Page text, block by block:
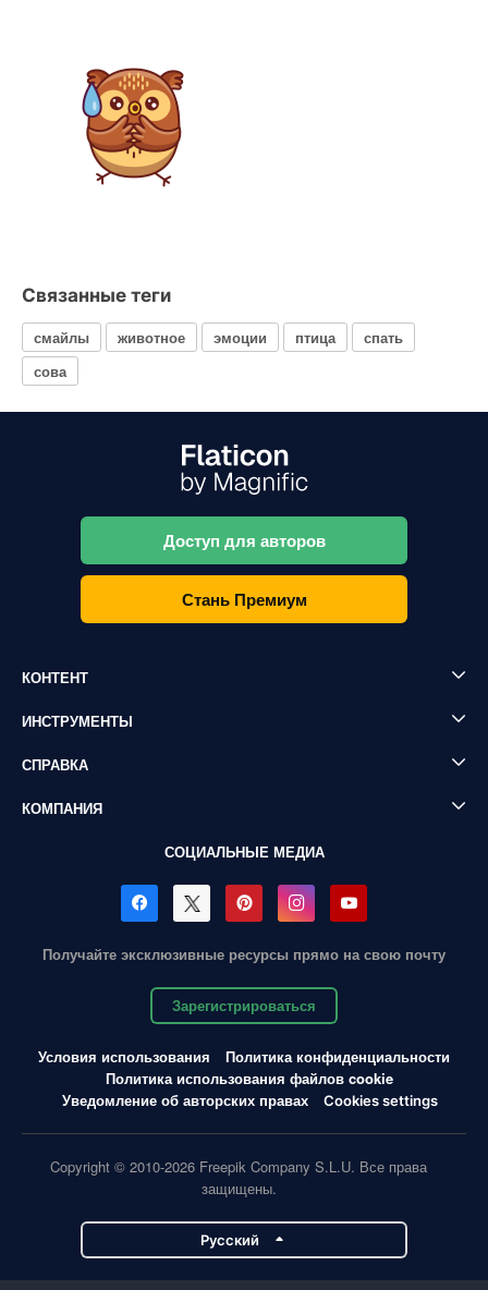
Связанные теги
смайлы животное эмоции птица
спать
сова
Доступ для авторов
Стань Премиум
КОНТЕНТ
ИНСТРУМЕНТЫ
СПРАВКА
КОМПАНИЯ
СОЦИАЛЬНЫЕ МЕДИА
Получайте эксклюзивные ресурсы прямо на свою почту
Зарегистрироваться
Условия использования
Политика конфиденциальности
Политика использования файлов cookie
Уведомление об авторских правах
Cookies settings
Copyright © 2010-2026 Freepik Company S.L.U. Все права
защищены.
Pусский